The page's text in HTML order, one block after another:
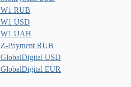
W1 RUB
W1 USD
W1 UAH
Z-Payment RUB
GlobalDigital USD
GlobalDigital EUR